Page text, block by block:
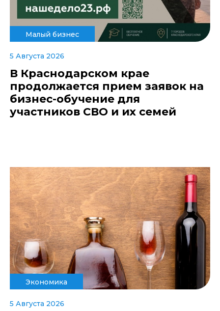
Малый бизнес
5 Августа 2026
В Краснодарском крае
продолжается прием заявок на
бизнес-обучение для
участников СВО и их семей
Экономика
5 Августа 2026